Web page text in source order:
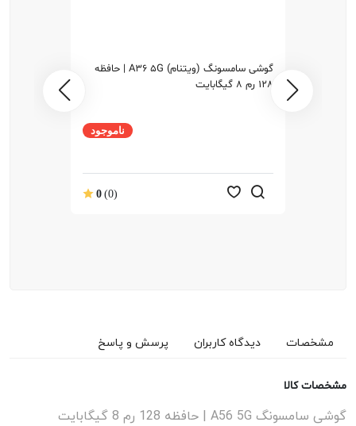
گوشی سامسونگ (ویتنام) A36 5G | حافظه
128 رم 8 گیگابایت
ناموجود
0 (0)
مشخصات دیدگاه کاربران پرسش و پاسخ
مشخصات کالا
گوشی سامسونگ A56 5G | حافظه 128 رم 8 گیگابایت